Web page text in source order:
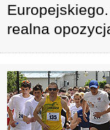
realna